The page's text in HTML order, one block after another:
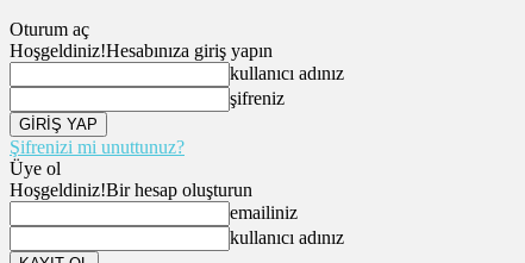
Oturum aç
Hoşgeldiniz!Hesabınıza giriş yapın
kullanıcı adınız
şifreniz
Şifrenizi mi unuttunuz?
Üye ol
Hoşgeldiniz!Bir hesap oluşturun
emailiniz
kullanıcı adınız